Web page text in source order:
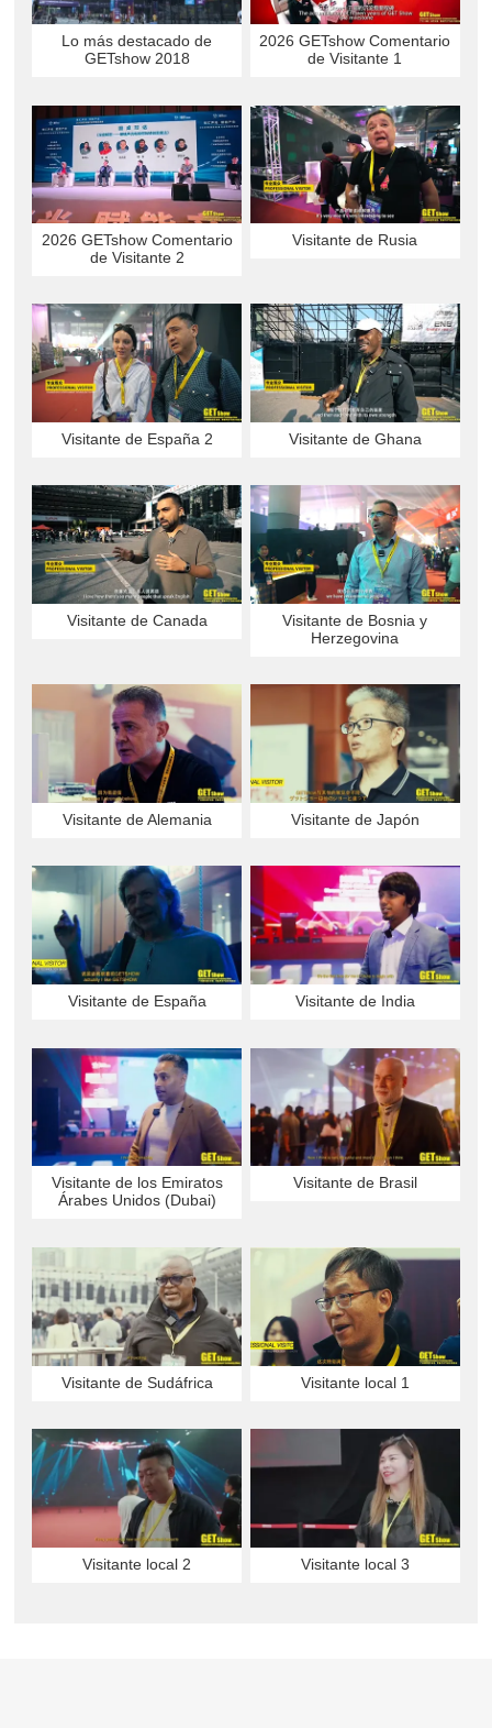
Lo más destacado de
GETshow 2018
2026 GETshow Comentario
de Visitante 1
2026 GETshow Comentario
de Visitante 2
Visitante de Rusia
Visitante de España 2 Visitante de Ghana
Visitante de Canada
Visitante de Bosnia y
Herzegovina
Visitante de Alemania Visitante de Japón
Visitante de España Visitante de India
Visitante de los Emiratos
Árabes Unidos (Dubai)
Visitante de Brasil
Visitante de Sudáfrica Visitante local 1
Visitante local 2 Visitante local 3